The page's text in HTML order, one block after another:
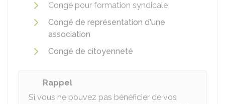
Congé pour formation syndicale
Congé de représentation d'une
association
Congé de citoyenneté
Rappel
Si vous ne pouvez pas bénéficier de vos